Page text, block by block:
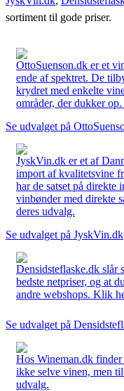
sortiment til gode priser.
OttoSuenson.dk er et
ende af spektret. De
krydret med enkelte
områder, der dukker
Se udvalget på
JyskVin.dk er et af
import af kvalitetsvine
har de satset på direkte
vinbønder med direkte
deres udvalg.
Se udvalget på JyskVin.dk
Densidsteflaske.dk slår
bedste netpriser, og at
andre webshops. Klik
Se udvalget på
Hos Wineman.dk
ikke selve vinen, men
udvalg.